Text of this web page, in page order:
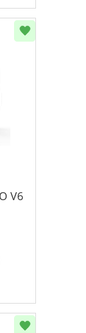
V6